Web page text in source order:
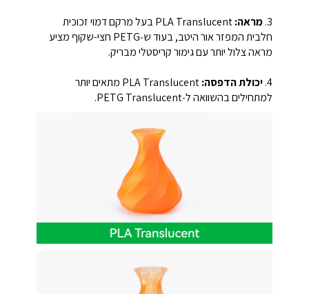
3. מראה:
PLA Translucent בעל מרקם דמוי זכוכית
חלבית המפזר אור היטב, בעוד ש‑PETG חצי-שקוף מציע
מראה צלול יותר עם גימור קריסטלי מבריק.
4. יכולת הדפסה:
PLA Translucent מתאים יותר
למתחילים בהשוואה ל‑PETG Translucent.